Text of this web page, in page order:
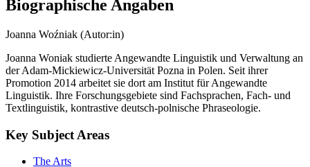
Biographische Angaben
Joanna Woniak studierte Angewandte Linguistik und Verwaltung an
der Adam-Mickiewicz-Universität Pozna in Polen. Seit ihrer
Promotion 2014 arbeitet sie dort am Institut für Angewandte
Linguistik. Ihre Forschungsgebiete sind Fachsprachen, Fach- und
Key Subject Areas